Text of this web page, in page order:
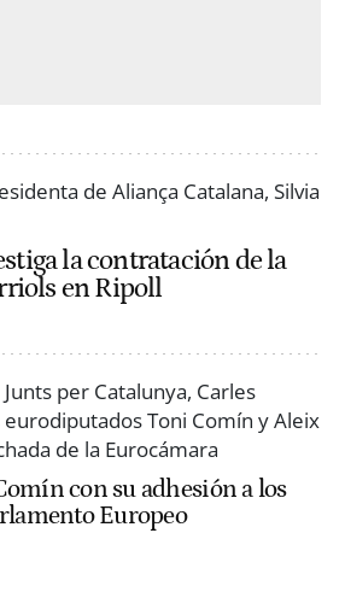
la contratación de la
en Ripoll
con su adhesión a los
Europeo